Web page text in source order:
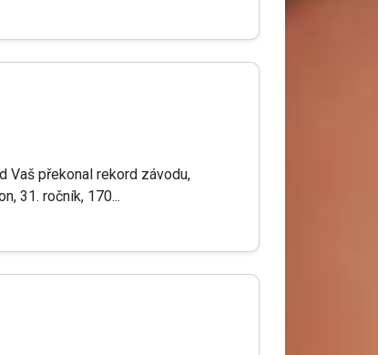
Vaš překonal rekord závodu,
31. ročník, 170...